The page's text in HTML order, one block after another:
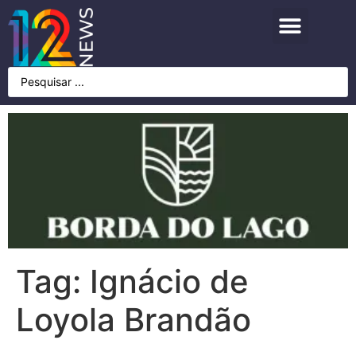
Tag: Ignácio de
Loyola Brandão